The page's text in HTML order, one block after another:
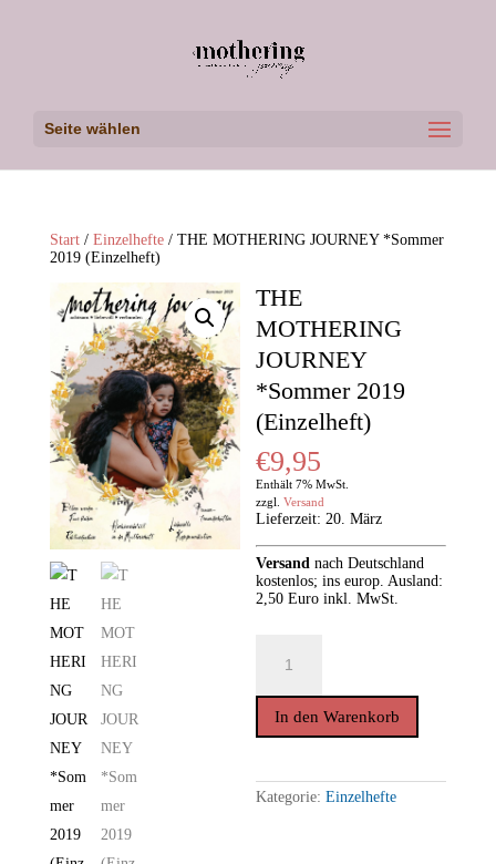
Seite wählen
Start/ Einzelhefte/ THE MOTHERING JOURNEY *Sommer
2019 (Einzelheft)
THE
MOTHERING
JOURNEY
*Sommer 2019
(Einzelheft)
€9,95
Enthält 7% MwSt.
zzgl.Versand
Lieferzeit: 20. März
Versandnach Deutschland
kostenlos; ins europ. Ausland:
2,50 Euro inkl. MwSt.
MOTHERING
*Sommer
2019In den Warenkorb
Kategorie:Einzelhefte